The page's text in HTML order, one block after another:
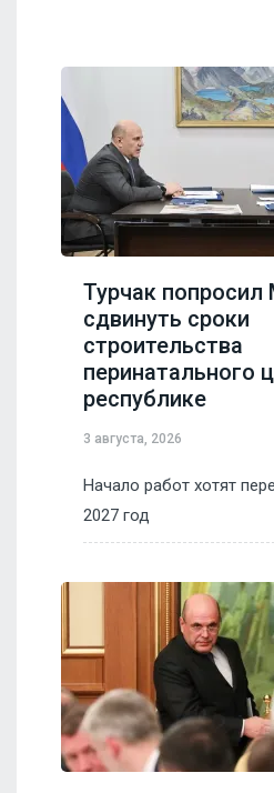
Турчак
сдвинуть сроки
строительства
перинатального
республике
3 августа, 2026
Начало работ хотят
2027 год